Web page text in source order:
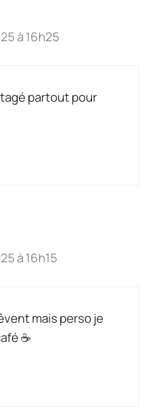
à 16h25
partout pour
à 16h15
mais perso je
☕